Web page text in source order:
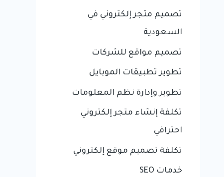
تصميم متجر إلكتروني في
السعودية
تصميم مواقع للشركات
تطوير تطبيقات الموبايل
تطوير وإدارة نظم المعلومات
تكلفة إنشاء متجر إلكتروني
احترافي
تكلفة تصميم موقع إلكتروني
خدمات SEO